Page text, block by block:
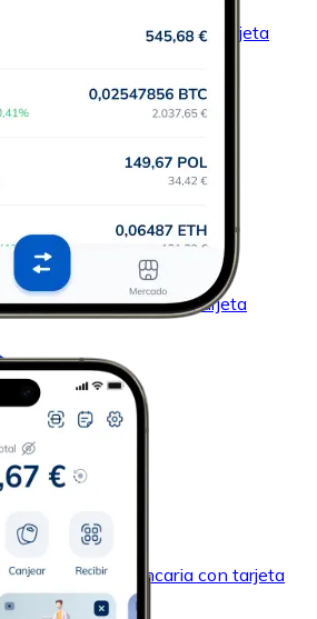
bancariacon tarjeta
bancariacon tarjeta
transferencia bancaria con tarjeta